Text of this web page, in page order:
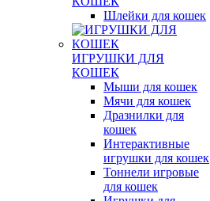
Шлейки для кошек
ИГРУШКИ ДЛЯ
КОШЕК
Мыши для кошек
Мячи для кошек
Дразнилки для
кошек
Интерактивные
игрушки для кошек
Тоннели игровые
для кошек